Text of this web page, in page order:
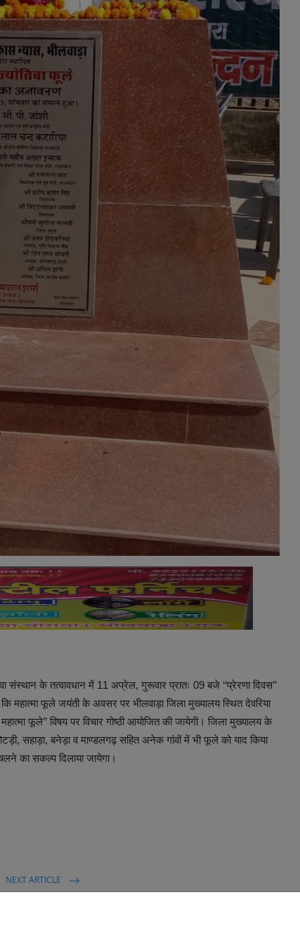
के तत्वावधान में 11 अप्रेल, गुरूवार प्रातः 09 बजे ‘‘प्रेरणा दिवस’’
महात्मा फूले जयंती के अवसर पर भीलवाड़ा जिला मुख्यालय स्थित देवरिया
फूले’’ विषय पर विचार गोष्ठी आयोजित की जायेगी। जिला मुख्यालय के
सहाड़ा, बनेड़ा व माण्डलगढ़ सहित अनेक गांवों में भी फूले को याद किया
का सकल्प दिलाया जायेगा।
NEXT ARTICLE